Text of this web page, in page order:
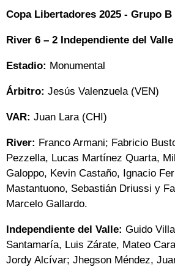
Copa Libertadores 2025 - Grupo B
River 6 – 2 Independiente del Valle
Estadio: Monumental
Árbitro: Jesús Valenzuela (VEN)
VAR: Juan Lara (CHI)
River: Franco Armani; Fabricio
Pezzella, Lucas Martínez Quarta,
Galoppo, Kevin Castaño, Ignacio
Mastantuono, Sebastián Driussi y
Marcelo Gallardo.
Independiente del Valle: Guido
Santamaría, Luis Zárate, Mateo
Jordy Alcívar; Jhegson Méndez,